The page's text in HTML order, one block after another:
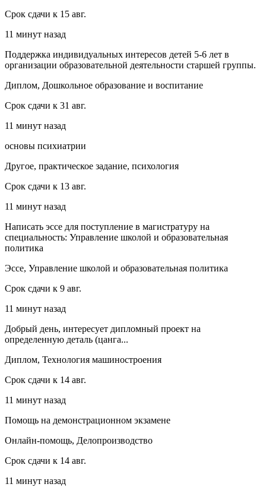
Срок сдачи к 15 авг.
11 минут назад
Поддержка индивидуальных интересов детей 5-6 лет в
организации образовательной деятельности старшей группы.
Диплом, Дошкольное образование и воспитание
Срок сдачи к 31 авг.
11 минут назад
основы психиатрии
Другое, практическое задание, психология
Срок сдачи к 13 авг.
11 минут назад
Написать эссе для поступление в магистратуру на
специальность: Управление школой и образовательная
политика
Эссе, Управление школой и образовательная политика
Срок сдачи к 9 авг.
11 минут назад
Добрый день, интересует дипломный проект на
определенную деталь (цанга...
Диплом, Технология машиностроения
Срок сдачи к 14 авг.
11 минут назад
Помощь на демонстрационном экзамене
Онлайн-помощь, Делопроизводство
Срок сдачи к 14 авг.
11 минут назад